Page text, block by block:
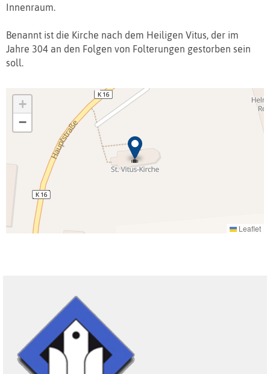
Innenraum.
Benannt ist die Kirche nach dem Heiligen Vitus, der im
Jahre 304 an den Folgen von Folterungen gestorben sein
soll.
+
−
Leaflet